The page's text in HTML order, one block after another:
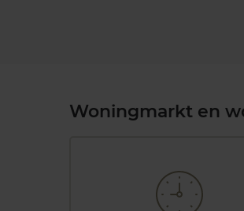
Woningmarkt en